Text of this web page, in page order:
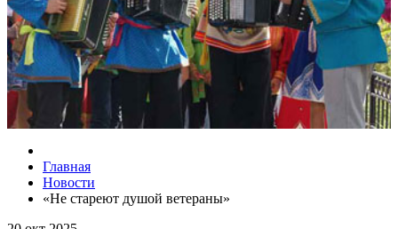
Главная
Новости
«Не стареют душой ветераны»